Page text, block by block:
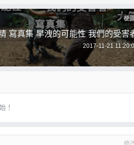
梗
寫真集 早洩的可能性 我們的受害
2017-11-21
！
修